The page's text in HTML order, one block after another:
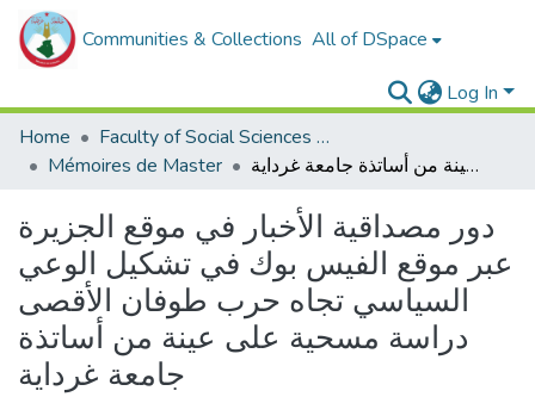
Communities & Collections All of DSpace
Log In
Home
Faculty of Social Sciences and Humanities
Mémoires de Master
دور مصداقية الأخبار في موقع الجزيرة عبر موقع الفيس بوك في تشكيل الوعي السياسي تجاه حرب طوفان الأقصى دراسة مسحية على عينة من أساتذة جامعة غرداية
دور مصداقية الأخبار في موقع الجزيرة
عبر موقع الفيس بوك في تشكيل الوعي
السياسي تجاه حرب طوفان الأقصى
دراسة مسحية على عينة من أساتذة
جامعة غرداية